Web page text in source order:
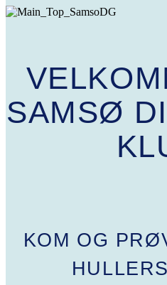
SAMSØ
KOM OG